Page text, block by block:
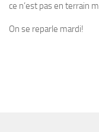
ce n’est pas en terrain
On se reparle mardi!